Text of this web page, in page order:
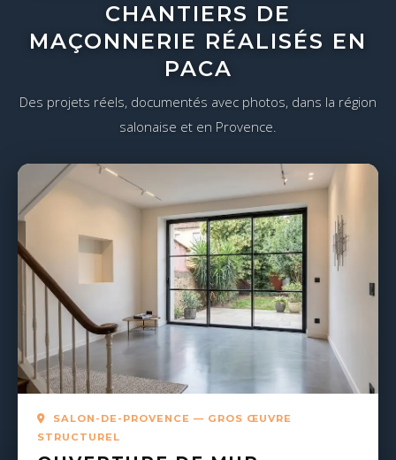
CHANTIERS DE
MAÇONNERIE RÉALISÉS EN
PACA
Des projets réels, documentés avec photos, dans la région
salonaise et en Provence.
SALON-DE-PROVENCE — GROS ŒUVRE
STRUCTUREL